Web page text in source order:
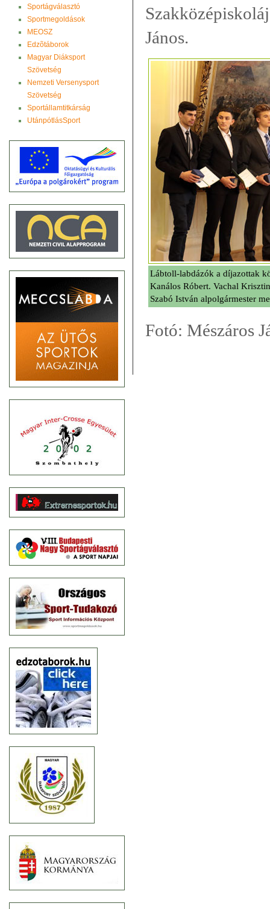
Sportágválasztó
Sportmegoldások
MEOSZ
Edzõtáborok
Magyar Diáksport
Szövetség
Nemzeti Versenysport
Szövetség
Sportállamtitkárság
UtánpótlásSport
János.
Lábtoll-labdázók a díjazottak
Kanálos Róbert. Vachal
Szabó István alpolgármester
Fotó: Mészáros